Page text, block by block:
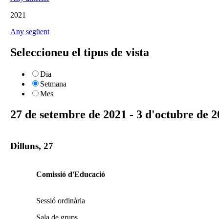
2021
Any següent
Seleccioneu el tipus de vista
Dia
Setmana
Mes
27 de setembre de 2021 - 3 d'octubre de
Dilluns, 27
Comissió d'Educació
Sessió ordinària
Sala de grups